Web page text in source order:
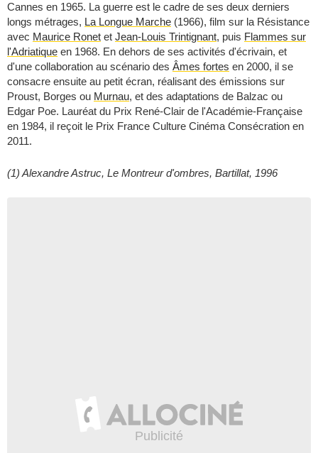
Cannes en 1965. La guerre est le cadre de ses deux derniers
longs métrages, La Longue Marche (1966), film sur la Résistance
avec Maurice Ronet et Jean-Louis Trintignant, puis Flammes sur
l'Adriatique en 1968. En dehors de ses activités d'écrivain, et
d'une collaboration au scénario des Âmes fortes en 2000, il se
consacre ensuite au petit écran, réalisant des émissions sur
Proust, Borges ou Murnau, et des adaptations de Balzac ou
Edgar Poe. Lauréat du Prix René-Clair de l'Académie-Française
en 1984, il reçoit le Prix France Culture Cinéma Consécration en
2011.
(1) Alexandre Astruc, Le Montreur d'ombres, Bartillat, 1996